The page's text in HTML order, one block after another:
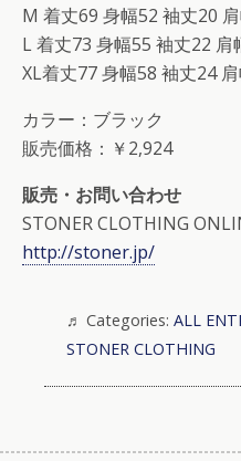
M 着丈69 身幅52 袖丈20
L 着丈73 身幅55 袖丈22 肩
XL着丈77 身幅58 袖丈24
カラー：ブラック
販売価格：￥2,924
販売・お問い合わせ
STONER CLOTHING
http://stoner.jp/
Categories: ALL
STONER CLOTHING